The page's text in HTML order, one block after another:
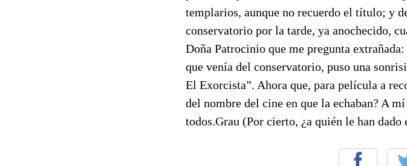
templarios, aunque no recuerdo el título; y
conservatorio por la tarde, ya anochecido,
Doña Patrocinio que me pregunta
que venía del conservatorio, puso una
El Exorcista”. Ahora que, para película a
del nombre del cine en que la echaban? A
todos.Grau (Por cierto, ¿a quién le han dado